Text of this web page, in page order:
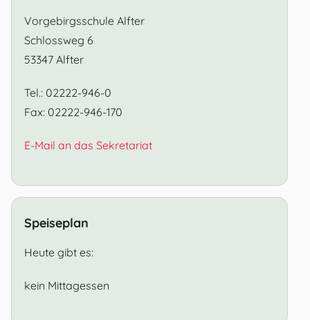
Vorgebirgsschule Alfter
Schlossweg 6
53347 Alfter
Tel.: 02222-946-0
Fax: 02222-946-170
E-Mail an das Sekretariat
Speiseplan
Heute gibt es:
kein Mittagessen